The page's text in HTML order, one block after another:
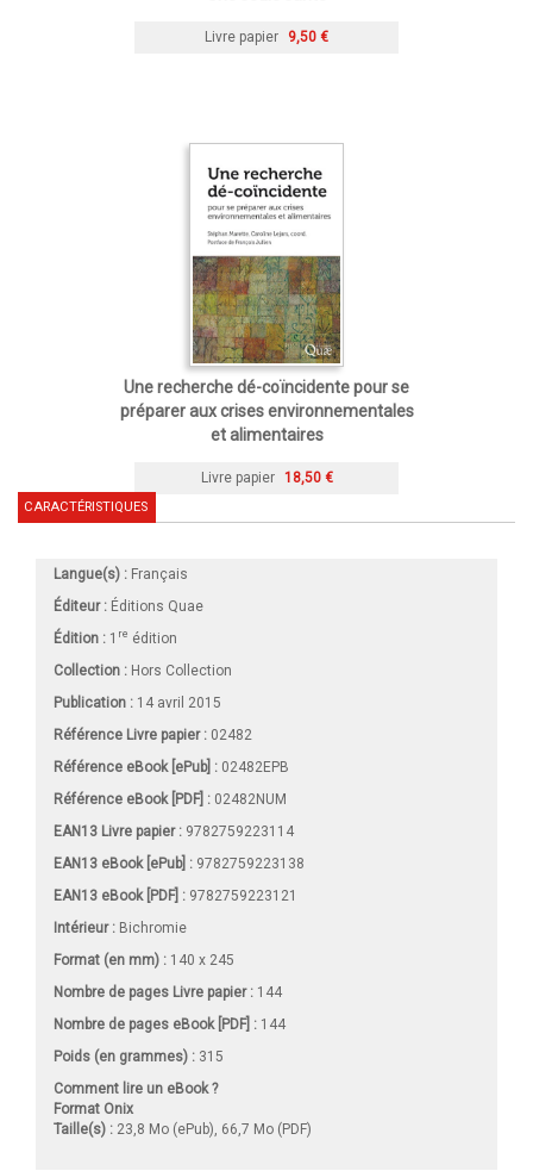
Livre papier 9,50 €
Une recherche dé-coïncidente pour se
préparer aux crises environnementales
et alimentaires
Livre papier 18,50 €
CARACTÉRISTIQUES
Langue(s) : Français
Éditeur : Éditions Quae
Édition : 1 re édition
Collection : Hors Collection
Publication : 14 avril 2015
Référence Livre papier : 02482
Référence eBook [ePub] : 02482EPB
Référence eBook [PDF] : 02482NUM
EAN13 Livre papier : 9782759223114
EAN13 eBook [ePub] : 9782759223138
EAN13 eBook [PDF] : 9782759223121
Intérieur : Bichromie
Format (en mm) : 140 x 245
Nombre de pages Livre papier: 144
Nombre de pages eBook [PDF] : 144
Poids (en grammes) : 315
Comment lire un eBook ?
Format Onix
Taille(s) : 23,8 Mo (ePub), 66,7 Mo (PDF)